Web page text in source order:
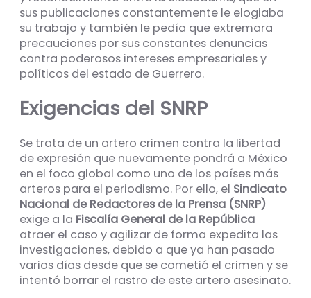
sus publicaciones constantemente le elogiaba
su trabajo y también le pedía que extremara
precauciones por sus constantes denuncias
contra poderosos intereses empresariales y
políticos del estado de Guerrero.
Exigencias del SNRP
Se trata de un artero crimen contra la libertad
de expresión que nuevamente pondrá a México
en el foco global como uno de los países más
arteros para el periodismo. Por ello, el Sindicato
Nacional de Redactores de la Prensa (SNRP)
exige a la Fiscalía General de la República
atraer el caso y agilizar de forma expedita las
investigaciones, debido a que ya han pasado
varios días desde que se cometió el crimen y se
intentó borrar el rastro de este artero asesinato.